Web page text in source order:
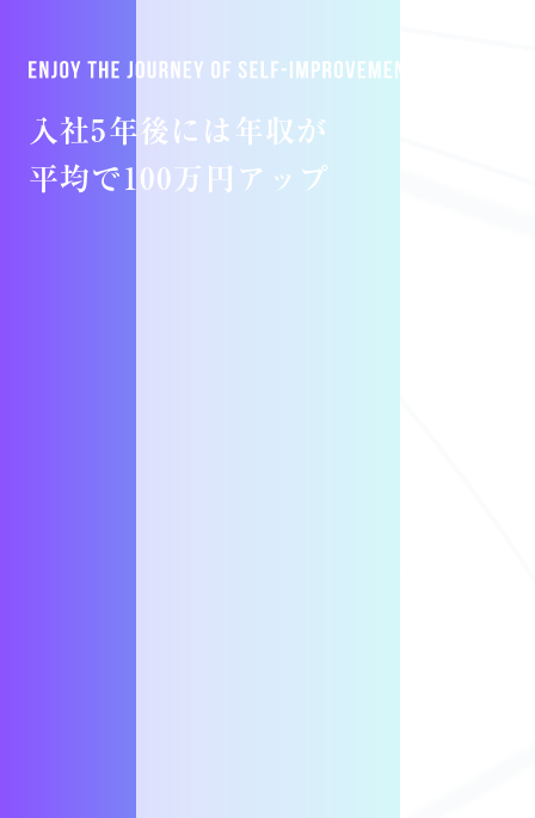
入社5年後には年収が
平均で100万円アップ